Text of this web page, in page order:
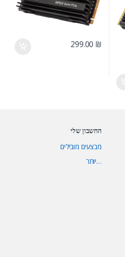
299.00 ₪
החשבון שלי
מבצעים מובילים
…יותר